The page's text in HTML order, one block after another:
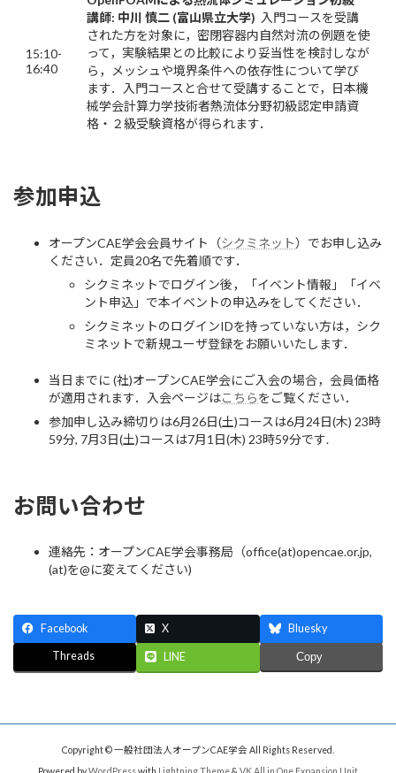
15:10-
16:40
講師: 中川 慎二 (富山県立大学) 入門コースを受講
された方を対象に，密閉容器内自然対流の例題を使
って，実験結果との比較により妥当性を検討しなが
ら，メッシュや境界条件への依存性について学び
ます．入門コースと合せて受講することで，日本機
械学会計算力学技術者熱流体分野初級認定申請資
格・２級受験資格が得られます．
参加申込
オープンCAE学会会員サイト（シクミネット）でお申し込み
ください．定員20名で先着順です．
シクミネットでログイン後，「イベント情報」「イベ
ント申込」で本イベントの申込みをしてください．
シクミネットのログインIDを持っていない方は，シク
ミネットで新規ユーザ登録をお願いいたします．
当日までに (社)オープンCAE学会にご入会の場合，会員価格
が適用されます．入会ページはこちらをご覧ください．
参加申し込み締切りは6月26日(土)コースは6月24日(木) 23時
59分, 7月3日(土)コースは7月1日(木) 23時59分です.
お問い合わせ
連絡先：オープンCAE学会事務局（office(at)opencae.or.jp,
(at)を@に変えてください)
Facebook X Bluesky
Threads LINE Copy
Copyright © 一般社団法人オープンCAE学会 All Rights Reserved.